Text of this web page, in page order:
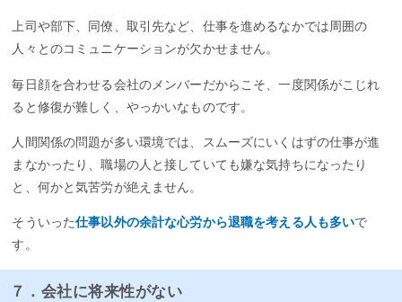
上司や部下、同僚、取引先など、仕事を進めるなかでは周囲の
人々とのコミュニケーションが欠かせません。
毎日顔を合わせる会社のメンバーだからこそ、一度関係がこじれ
ると修復が難しく、やっかいなものです。
人間関係の問題が多い環境では、スムーズにいくはずの仕事が進
まなかったり、職場の人と接していても嫌な気持ちになったり
と、何かと気苦労が絶えません。
そういった仕事以外の余計な心労から退職を考える人も多いで
す。
７．会社に将来性がない